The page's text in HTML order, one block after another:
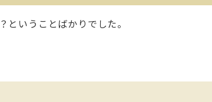
ということばかりでした。